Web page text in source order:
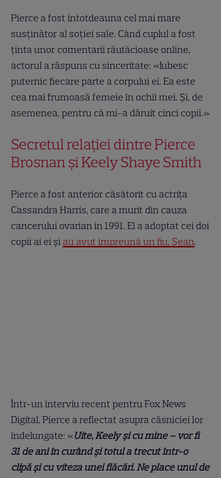
Pierce a fost întotdeauna cel mai mare
susținător al soției sale. Când cuplul a fost
ținta unor comentarii răutăcioase online,
actorul a răspuns cu sinceritate: «Iubesc
puternic fiecare parte a corpului ei. Ea este
cea mai frumoasă femeie în ochii mei. Și, de
asemenea, pentru că mi-a dăruit cinci copii.»
Secretul relației dintre Pierce
Brosnan și Keely Shaye Smith
Pierce a fost anterior căsătorit cu actrița
Cassandra Harris, care a murit din cauza
cancerului ovarian în 1991. El a adoptat cei doi
copii ai ei și au avut împreună un fiu, Sean.
Într-un interviu recent pentru Fox News
Digital, Pierce a reflectat asupra căsniciei lor
îndelungate: «Uite, Keely și cu mine – vor fi
31 de ani în curând și totul a trecut într-o
clipă și cu viteza unei flăcări. Ne place unul de